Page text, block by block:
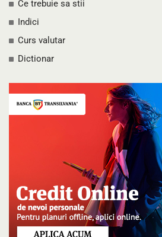
Ce trebuie sa stii
Indici
Curs valutar
Dictionar